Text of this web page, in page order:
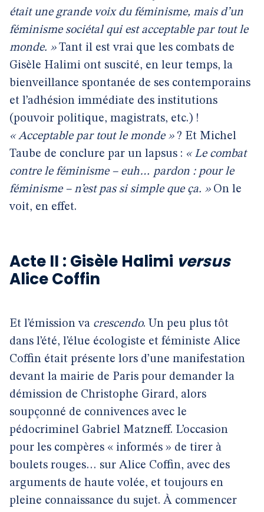
était une grande voix du féminisme, mais d’un
féminisme sociétal qui est acceptable par tout le
monde. »Tant il est vrai que les combats de
Gisèle Halimi ont suscité, en leur temps, la
bienveillance spontanée de ses contemporains
et l’adhésion immédiate des institutions
(pouvoir politique, magistrats, etc.) !
« Acceptable par tout le monde »? Et Michel
Taube de conclure par un lapsus : « Le combat
contre le féminisme – euh… pardon : pour le
féminisme – n’est pas si simple que ça. »On le
voit, en effet.
Acte II : Gisèle Halimi versus
Alice Coffin
Et l’émission va crescendo. Un peu plus tôt
dans l’été, l’élue écologiste et féministe Alice
Coffin était présente lors d’une manifestation
devant la mairie de Paris pour demander la
démission de Christophe Girard, alors
soupçonné de connivences avec le
pédocriminel Gabriel Matzneff. L’occasion
pour les compères « informés » de tirer à
boulets rouges… sur Alice Coffin, avec des
arguments de haute volée, et toujours en
pleine connaissance du sujet. À commencer